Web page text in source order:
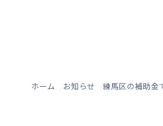
ホーム お知らせ 練馬区の補助金